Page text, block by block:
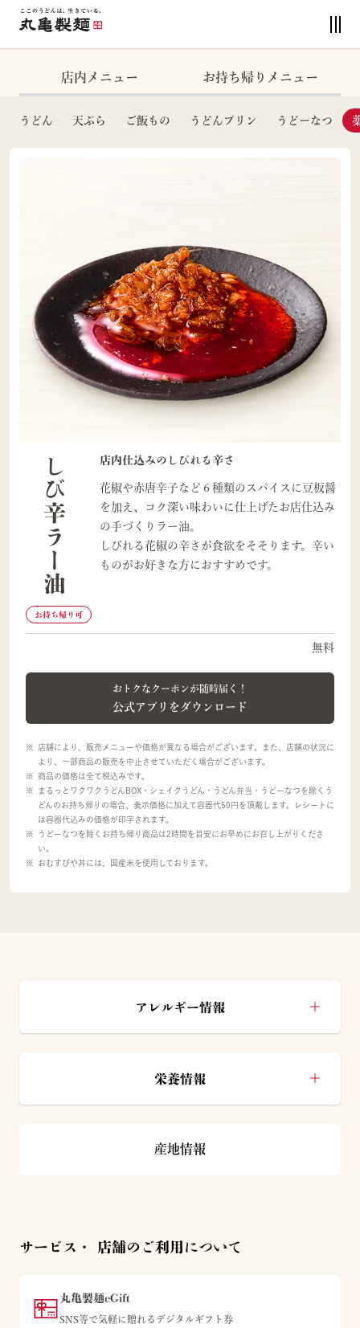
店内メニュー お持ち帰りメニュー
うどん 天ぷら ご飯もの うどんプリン うどーなつ
しび辛ラー油 店内仕込みのしびれる辛さ​
花椒や赤唐辛子など６種類のスパイスに豆板醤
を加え、コク深い味わいに仕上げたお店仕込み
の手づくりラー油。​
しびれる花椒の辛さが食欲をそそります。辛い
ものがお好きな方におすすめです。​
お持ち帰り可
無料
おトクなクーポンが随時届く！
公式アプリをダウンロード
店舗により、販売メニューや価格が異なる場合がございます。また、店舗の状況に
より、一部商品の販売を中止させていただく場合がございます。
商品の価格は全て税込みです。
まるっとワクワクうどんBOX・シェイクうどん・うどん弁当・うどーなつを除くう
どんのお持ち帰りの場合、表示価格に加えて容器代50円を頂戴します。レシートに
は容器代込みの価格が印字されます。
うどーなつを除くお持ち帰り商品は2時間を目安にお早めにお召し上がりくださ
い。
おむすびや丼には、国産米を使用しております。
アレルギー情報
栄養情報
産地情報
サービス・ 店舗のご利用について
丸亀製麺eGift
SNS等で気軽に贈れるデジタルギフト券